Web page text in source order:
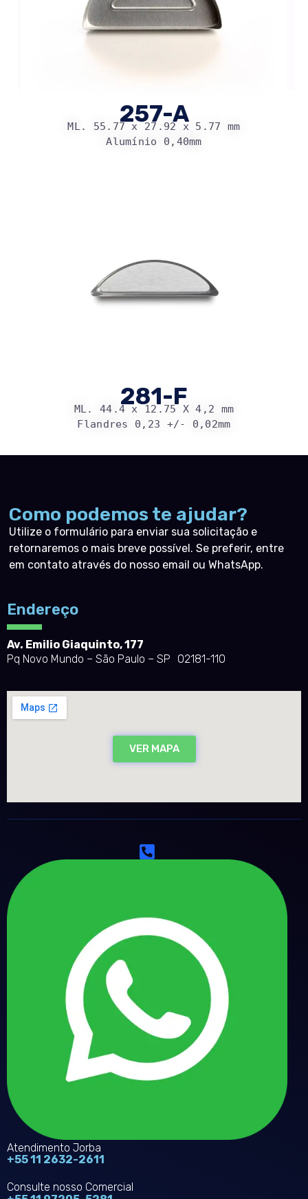
257-A
ML. 55.77 x 27.92 x 5.77 mm
Alumínio 0,40mm
281-F
ML. 44.4 x 12.75 X 4,2 mm
Flandres 0,23 +/- 0,02mm
Como podemos te ajudar?
Utilize o formulário para enviar sua solicitação e
retornaremos o mais breve possível. Se preferir, entre
em contato através do nosso email ou WhatsApp.
Endereço
Av. Emilio Giaquinto, 177
Pq Novo Mundo – São Paulo – SP 02181-110
VER MAPA
Atendimento Jorba
+55 11 2632-2611
Consulte nosso Comercial